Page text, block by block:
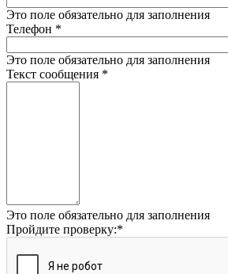
Это поле обязательно для заполнения
Телефон *
Это поле обязательно для заполнения
Текст сообщения *
Это поле обязательно для заполнения
Пройдите проверку:*